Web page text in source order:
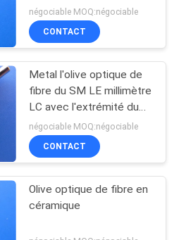
53
88
RPA/UPC/PC
négociable MOQ:négociable
CONTACT
Metal l'olive optique de
fibre du SM LE millimètre
LC avec l'extrémité du
PC UPC RPA - visage
négociable MOQ:négociable
CONTACT
Olive optique de fibre en
céramique